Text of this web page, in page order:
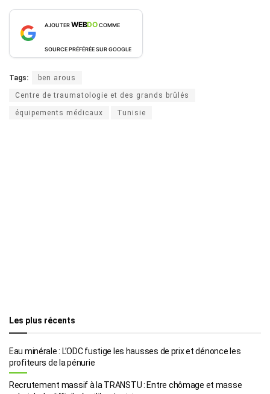
AJOUTERWEBDOCOMME
SOURCE PRÉFÉRÉE SUR GOOGLE
Tags: ben arous
Centre de traumatologie et des grands brûlés
équipements médicaux Tunisie
Les plus récents
Eau minérale : L’ODC fustige les hausses de prix et dénonce les
profiteurs de la pénurie
Recrutement massif à la TRANSTU : Entre chômage et masse